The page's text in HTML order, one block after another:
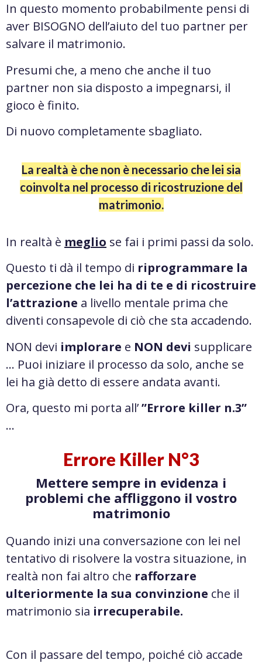
In questo momento probabilmente pensi di
aver BISOGNO dell’aiuto del tuo partner per
salvare il matrimonio.
Presumi che, a meno che anche il tuo
partner non sia disposto a impegnarsi, il
gioco è finito.
Di nuovo completamente sbagliato.
La realtà è che non è necessario che lei sia
coinvolta nel processo di ricostruzione del
matrimonio.
In realtà è meglio se fai i primi passi da solo.
Questo ti dà il tempo di riprogrammare la
percezione che lei ha di te e di ricostruire
l’attrazione a livello mentale prima che
diventi consapevole di ciò che sta accadendo.
NON devi implorare e NON devi supplicare
… Puoi iniziare il processo da solo, anche se
lei ha già detto di essere andata avanti.
Ora, questo mi porta all’”Errore killer n.3”
…
Errore Killer N°3
Mettere sempre in evidenza i
problemi che affliggono il vostro
matrimonio
Quando inizi una conversazione con lei nel
tentativo di risolvere la vostra situazione, in
realtà non fai altro che rafforzare
ulteriormente la sua convinzione che il
matrimonio sia irrecuperabile.
Con il passare del tempo, poiché ciò accade